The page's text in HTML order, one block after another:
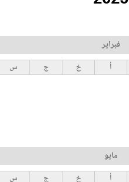
فبراير
أ خ ج س
مايو
أ خ ج س